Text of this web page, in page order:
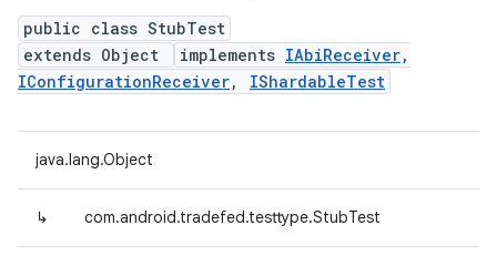
public class StubTest
extends Object
implements IAbiReceiver,
IConfigurationReceiver, IShardableTest
java.lang.Object
↳ com.android.tradefed.testtype.StubTest